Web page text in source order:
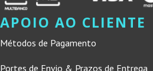
APOIO AO CLIENTE
Métodos de Pagamento
Portes de Envio & Prazos de Entrega